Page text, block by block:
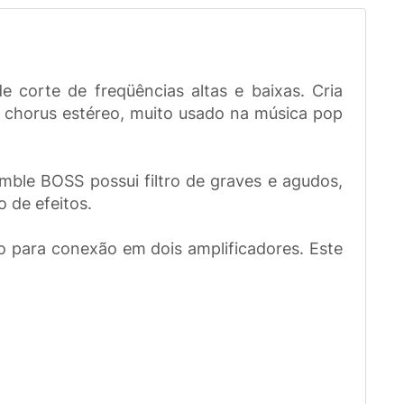
corte de freqüências altas e baixas. Cria
estéreo, muito usado na música pop
BOSS possui filtro de graves e agudos,
de efeitos.
para conexão em dois amplificadores. Este